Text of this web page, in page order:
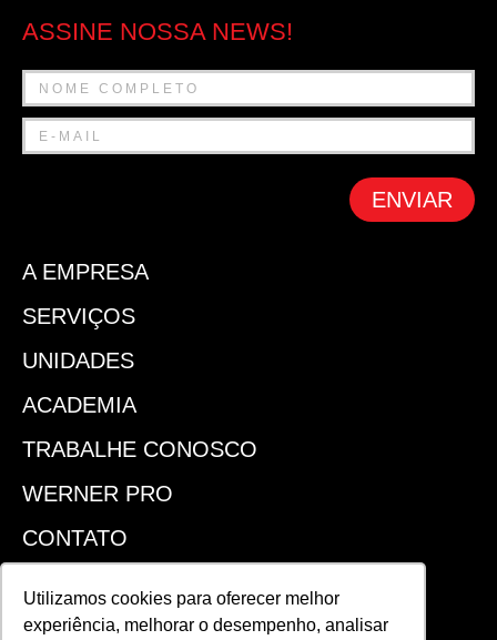
Utilizamos cookies para oferecer melhor
experiência, melhorar o desempenho, analisar
ASSINE NOSSA NEWS!
ENVIAR
A EMPRESA
SERVIÇOS
UNIDADES
ACADEMIA
TRABALHE CONOSCO
WERNER PRO
CONTATO